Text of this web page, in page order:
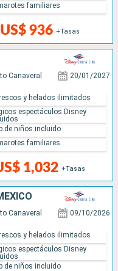
US$ 936 +Tasas
familiares
Canaveral 20/01/2027
1,032 +Tasas
y helados ilimitados
espectáculos Disney
de niños incluido
familiares
Canaveral 09/10/2026
y helados ilimitados
espectáculos Disney
de niños incluido